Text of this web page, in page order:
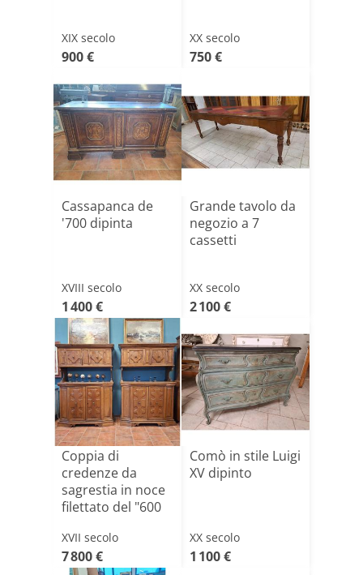
XIX secolo
900 €
XX secolo
750 €
Cassapanca de
'700 dipinta
XVIII secolo
1 400 €
Grande tavolo da
negozio a 7
cassetti
XX secolo
2 100 €
Coppia di
credenze da
sagrestia in noce
filettato del "600
XVII secolo
7 800 €
Comò in stile Luigi
XV dipinto
XX secolo
1 100 €